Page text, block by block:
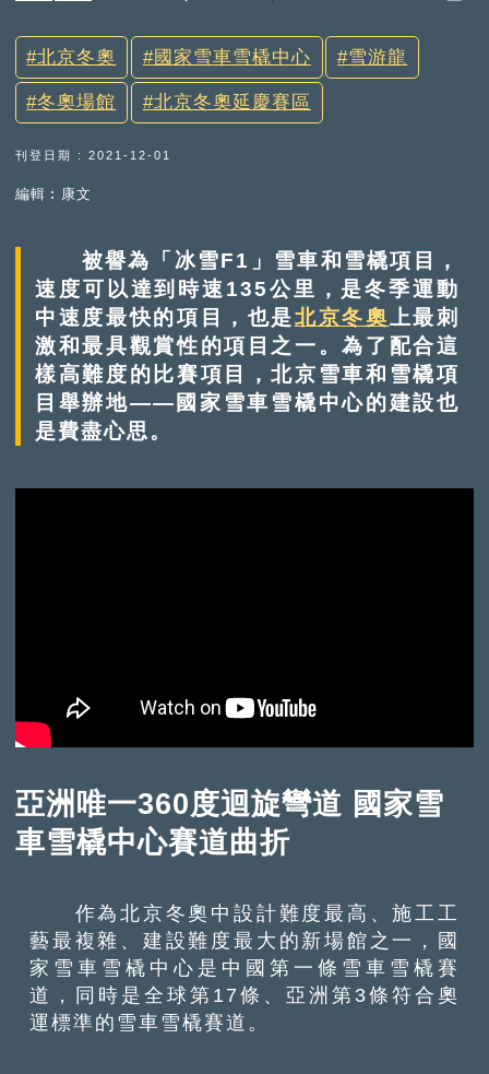
北京冬奧 國家雪車雪橇中心 雪游龍
冬奧場館 北京冬奧延慶賽區
刊登日期 : 2021-12-01
編輯︰康文
被譽為「冰雪F1」雪車和雪橇項目，
速度可以達到時速135公里，是冬季運動
中速度最快的項目，也是北京冬奧
上最刺
激和最具觀賞性的項目之一。為了配合這
樣高難度的比賽項目，北京雪車和雪橇項
目舉辦地——國家雪車雪橇中心的建設也
是費盡心思。
亞洲唯一360度迴旋彎道 國家雪
車雪橇中心賽道曲折
作為北京冬奧中設計難度最高、施工工
藝最複雜、建設難度最大的新場館之一，國
家雪車雪橇中心是中國第一條雪車雪橇賽
道，同時是全球第17條、亞洲第3條符合奧
運標準的雪車雪橇賽道。